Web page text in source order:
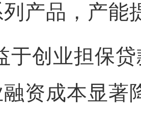
产品，产能
创业担保贷
资成本显著